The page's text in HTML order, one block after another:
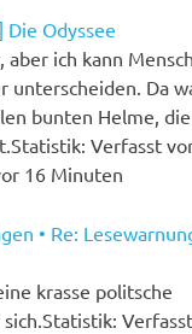
Die Odyssee
aber ich kann
unterscheiden. Da
bunten Helme,
Verfasst
16 Minuten
• Re:
krasse politsche